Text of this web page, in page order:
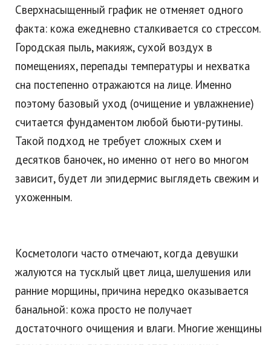
Сверхнасыщенный график не отменяет одного
факта: кожа ежедневно сталкивается со стрессом.
Городская пыль, макияж, сухой воздух в
помещениях, перепады температуры и нехватка
сна постепенно отражаются на лице. Именно
поэтому базовый уход (очищение и увлажнение)
считается фундаментом любой бьюти-рутины.
Такой подход не требует сложных схем и
десятков баночек, но именно от него во многом
зависит, будет ли эпидермис выглядеть свежим и
ухоженным.
Косметологи часто отмечают, когда девушки
жалуются на тусклый цвет лица, шелушения или
ранние морщины, причина нередко оказывается
банальной: кожа просто не получает
достаточного очищения и влаги. Многие женщины